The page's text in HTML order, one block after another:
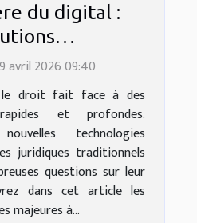
du digital :
surveiller ?
avril 2026 09:40
le droit fait face à des
et profondes.
technologies
juridiques traditionnels
questions sur leur
dans cet article les
majeures à...